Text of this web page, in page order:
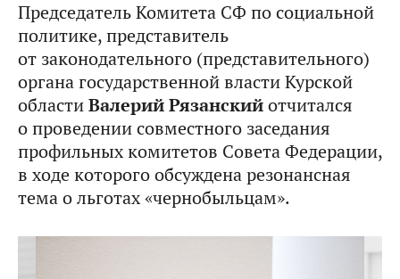
Председатель Комитета СФ по социальной
политике, представитель
от законодательного (представительного)
органа государственной власти Курской
областиВалерий Рязанскийотчитался
о проведении совместного заседания
профильных комитетов Совета Федерации,
в ходе которого обсуждена резонансная
тема о льготах «чернобыльцам».